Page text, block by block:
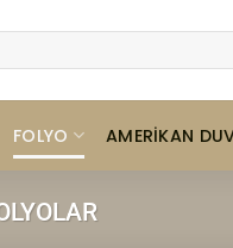
FOLYO AMERIKAN